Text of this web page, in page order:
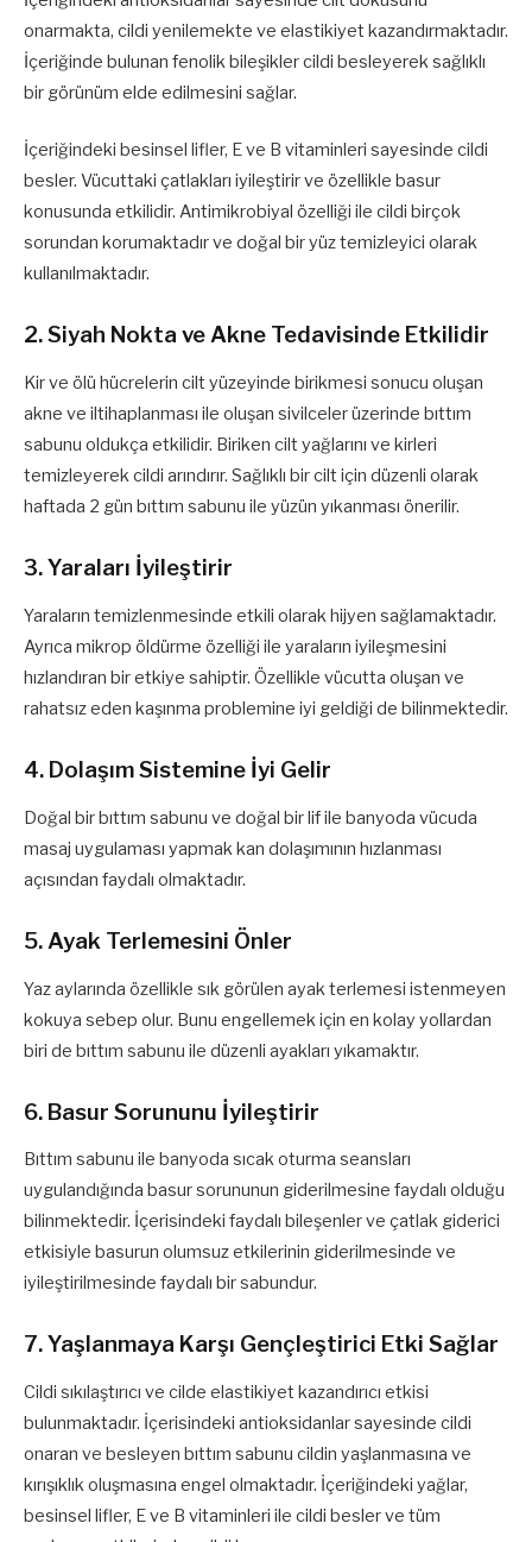
onarmakta, cildi yenilemekte ve elastikiyet kazandırmaktadır.
İçeriğinde bulunan fenolik bileşikler cildi besleyerek sağlıklı
bir görünüm elde edilmesini sağlar.
İçeriğindeki besinsel lifler, E ve B vitaminleri sayesinde cildi
besler. Vücuttaki çatlakları iyileştirir ve özellikle basur
konusunda etkilidir. Antimikrobiyal özelliği ile cildi birçok
sorundan korumaktadır ve doğal bir yüz temizleyici olarak
kullanılmaktadır.
2. Siyah Nokta ve Akne Tedavisinde Etkilidir
Kir ve ölü hücrelerin cilt yüzeyinde birikmesi sonucu oluşan
akne ve iltihaplanması ile oluşan sivilceler üzerinde bıttım
sabunu oldukça etkilidir. Biriken cilt yağlarını ve kirleri
temizleyerek cildi arındırır. Sağlıklı bir cilt için düzenli olarak
haftada 2 gün bıttım sabunu ile yüzün yıkanması önerilir.
3. Yaraları İyileştirir
Yaraların temizlenmesinde etkili olarak hijyen sağlamaktadır.
Ayrıca mikrop öldürme özelliği ile yaraların iyileşmesini
hızlandıran bir etkiye sahiptir. Özellikle vücutta oluşan ve
rahatsız eden kaşınma problemine iyi geldiği de bilinmektedir.
4. Dolaşım Sistemine İyi Gelir
Doğal bir bıttım sabunu ve doğal bir lif ile banyoda vücuda
masaj uygulaması yapmak kan dolaşımının hızlanması
açısından faydalı olmaktadır.
5. Ayak Terlemesini Önler
Yaz aylarında özellikle sık görülen ayak terlemesi istenmeyen
kokuya sebep olur. Bunu engellemek için en kolay yollardan
biri de bıttım sabunu ile düzenli ayakları yıkamaktır.
6. Basur Sorununu İyileştirir
Bıttım sabunu ile banyoda sıcak oturma seansları
uygulandığında basur sorununun giderilmesine faydalı olduğu
bilinmektedir. İçerisindeki faydalı bileşenler ve çatlak giderici
etkisiyle basurun olumsuz etkilerinin giderilmesinde ve
iyileştirilmesinde faydalı bir sabundur.
7. Yaşlanmaya Karşı Gençleştirici Etki Sağlar
Cildi sıkılaştırıcı ve cilde elastikiyet kazandırıcı etkisi
bulunmaktadır. İçerisindeki antioksidanlar sayesinde cildi
onaran ve besleyen bıttım sabunu cildin yaşlanmasına ve
kırışıklık oluşmasına engel olmaktadır. İçeriğindeki yağlar,
besinsel lifler, E ve B vitaminleri ile cildi besler ve tüm